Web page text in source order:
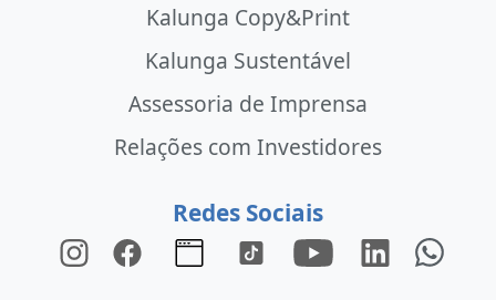
Kalunga Copy&Print
Kalunga Sustentável
Assessoria de Imprensa
Relações com Investidores
Redes Sociais